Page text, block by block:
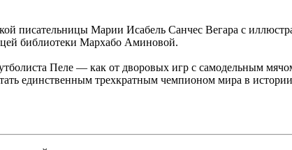
писательницы Марии Исабель Санчес Вегара с
библиотеки Мархабо Аминовой.
Пеле — как от дворовых игр с самодельным
единственным трехкратным чемпионом мира в